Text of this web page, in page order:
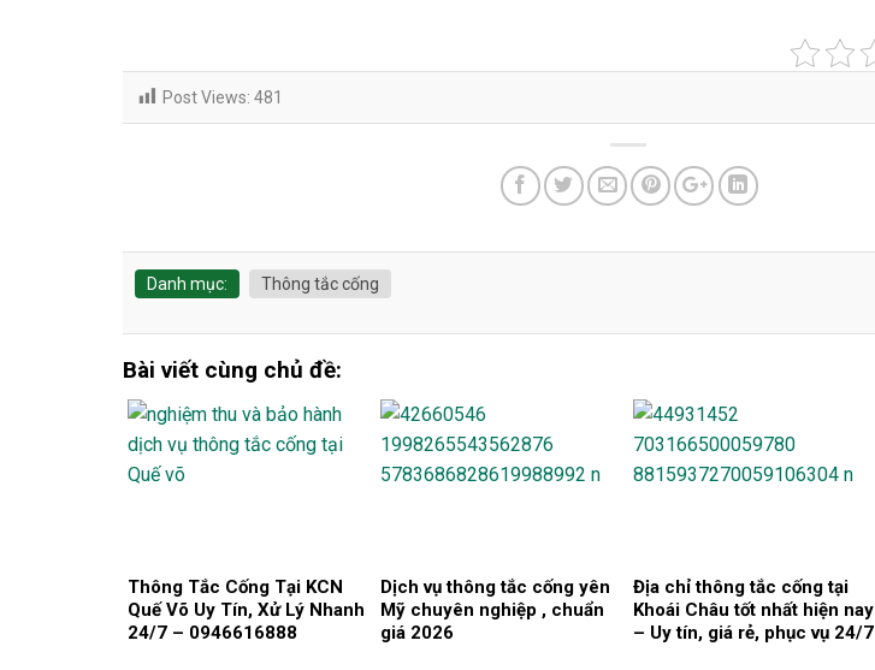
Post Views: 481
Danh mục: Thông tắc cống
Bài viết cùng chủ đề:
Thông Tắc Cống Tại KCN
Quế Võ Uy Tín, Xử Lý Nhanh
24/7 – 0946616888
Dịch vụ thông tắc cống yên
Mỹ chuyên nghiệp , chuẩn
giá 2026
Địa chỉ thông tắc cống tại
Khoái Châu tốt nhất hiện nay
– Uy tín, giá rẻ, phục vụ 24/7